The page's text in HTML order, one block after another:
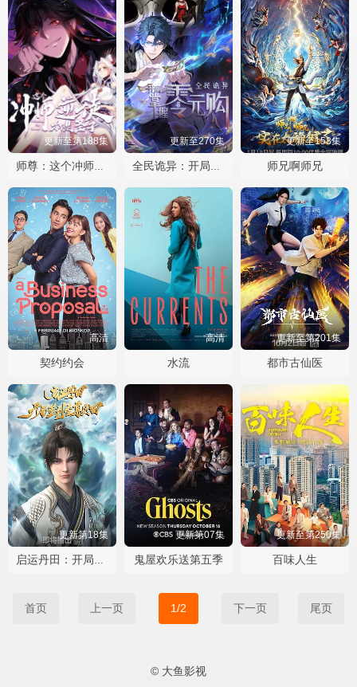
更新至第188集
师尊：这个冲师逆徒才不是圣子动态漫
更新至270集
全民诡异：开局掌握零元购·动态漫画
更新至153集
师兄啊师兄
高清
契约约会
高清
水流
更新至第201集
都市古仙医
更新第18集 更新第07集
鬼屋欢乐送第五季
更新至第250集
百味人生
首页 上一页 1/2 下一页 尾页
© 大鱼影视